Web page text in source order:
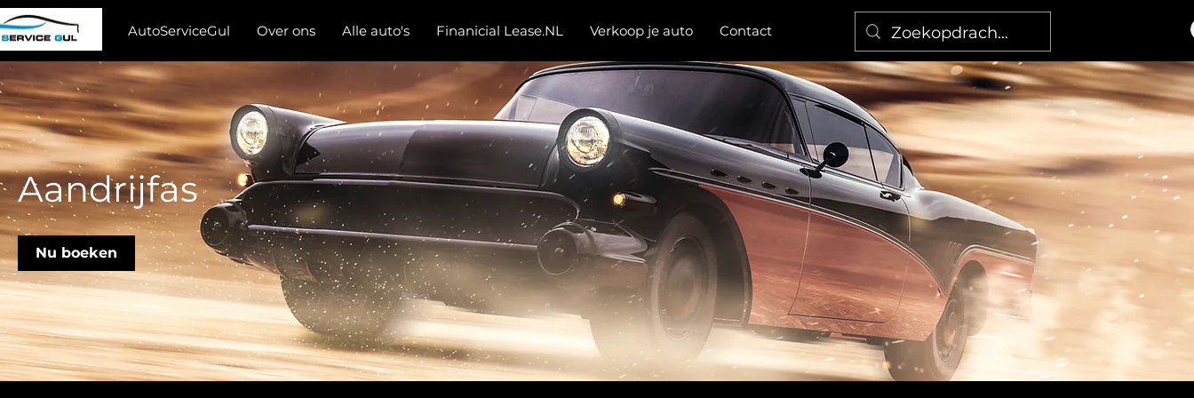
AutoServiceGul Over ons Alle auto's Finanicial Lease.NL Verkoop je auto Contact
Aandrijfas
Nu boeken